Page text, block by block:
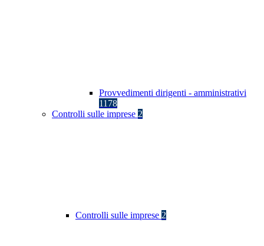
Provvedimenti dirigenti - amministrativi
1178
Controlli sulle imprese 2
Controlli sulle imprese 2